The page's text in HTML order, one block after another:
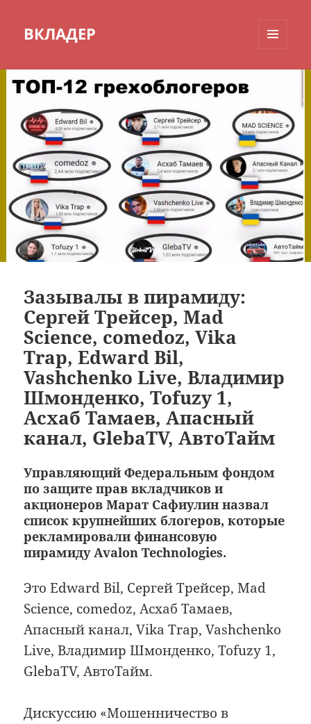
ВКЛАДЕР
Зазывалы в пирамиду:
Сергей Трейсер, Mad
Science, comedoz, Vika
Trap, Edward Bil,
Vashchenko Live, Владимир
Шмонденко, Tofuzy 1,
Асхаб Тамаев, Апасный
канал, GlebaTV, АвтоТайм
Управляющий Федеральным фондом
по защите прав вкладчиков и
акционеров Марат Сафиулин назвал
список крупнейших блогеров, которые
рекламировали финансовую
пирамиду Avalon Technologies.
Это Edward Bil, Сергей Трейсер, Mad
Science, comedoz, Асхаб Тамаев,
Апасный канал, Vika Trap, Vashchenko
Live, Владимир Шмонденко, Tofuzy 1,
GlebaTV, АвтоТайм.
Дискуссию «Мошенничество в